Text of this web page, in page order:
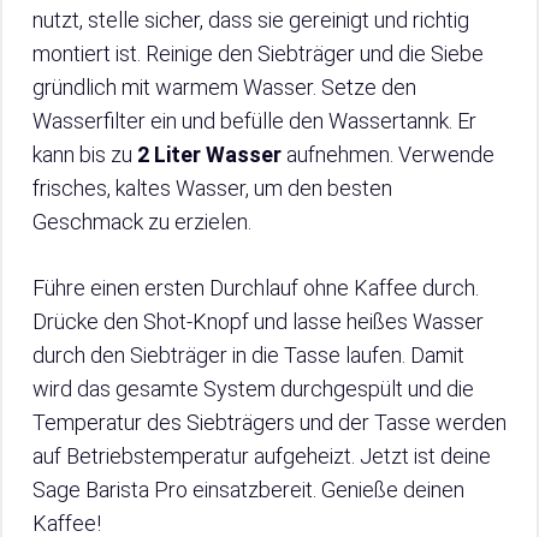
nutzt, stelle sicher, dass sie gereinigt und richtig
montiert ist. Reinige den Siebträger und die Siebe
gründlich mit warmem Wasser. Setze den
Wasserfilter ein und befülle den Wassertannk. Er
kann bis zu 2 Liter Wasser aufnehmen. Verwende
frisches, kaltes Wasser, um den besten
Geschmack zu erzielen.
Führe einen ersten Durchlauf ohne Kaffee durch.
Drücke den Shot-Knopf und lasse heißes Wasser
durch den Siebträger in die Tasse laufen. Damit
wird das gesamte System durchgespült und die
Temperatur des Siebträgers und der Tasse werden
auf Betriebstemperatur aufgeheizt. Jetzt ist deine
Sage Barista Pro einsatzbereit. Genieße deinen
Kaffee!